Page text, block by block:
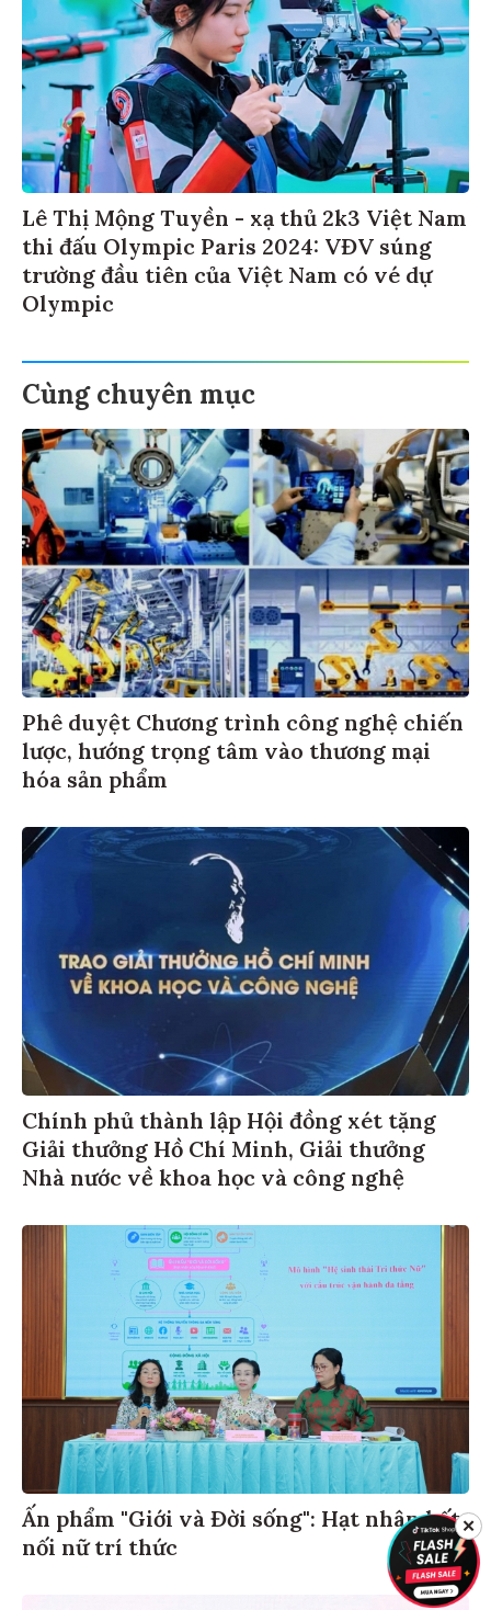
Lê Thị Mộng Tuyền - xạ thủ 2k3 Việt Nam
thi đấu Olympic Paris 2024: VĐV súng
trường đầu tiên của Việt Nam có vé dự
Olympic
Cùng chuyên mục
Phê duyệt Chương trình công nghệ chiến
lược, hướng trọng tâm vào thương mại
hóa sản phẩm
Chính phủ thành lập Hội đồng xét tặng
Giải thưởng Hồ Chí Minh, Giải thưởng
Nhà nước về khoa học và công nghệ
Ấn phẩm "Giới và Đời sống": Hạt nhân kết
nối nữ trí thức
✕